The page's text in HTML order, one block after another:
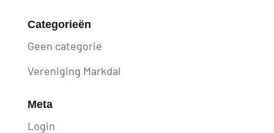
Categorieën
Geen categorie
Vereniging Markdal
Meta
Login